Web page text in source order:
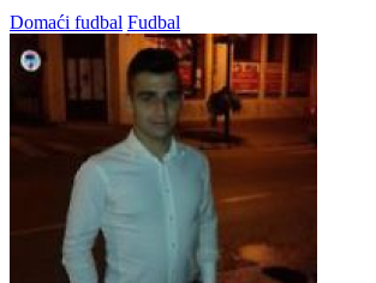
Domaći fudbal Fudbal